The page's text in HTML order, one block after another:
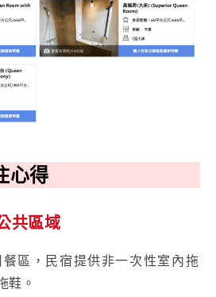
心得
共區域
區，民宿提供非一次性室內拖
鞋。